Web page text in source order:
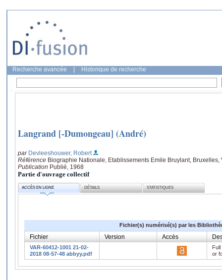
Recherche avancée Historique de recherche
Langrand [-Dumongeau] (André)
par Devleeshouwer, Robert
Référence Biographie Nationale, Etablissements Emile Bruylant, Bruxelles,
Publication Publié, 1968
Partie d'ouvrage collectif
ACCÈS EN LIGNE DÉTAILS STATISTIQUES
Fichier(s) numérisé(s) par les
Fichier Version Accès
VAR-60412-1001 21-02-
2018 08-57-48 abbyy.pdf
or